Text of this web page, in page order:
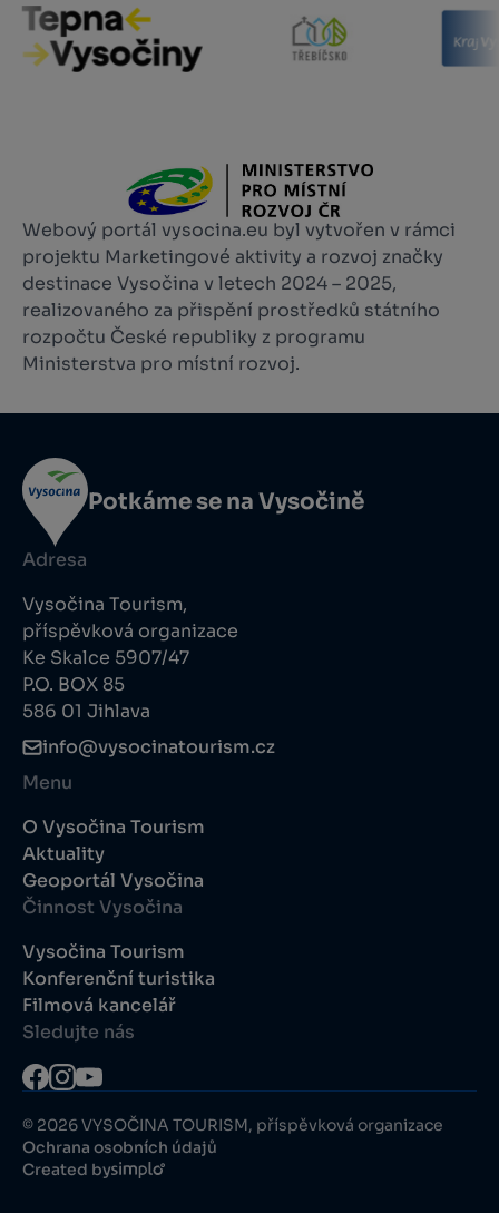
Webový portál vysocina.eu byl vytvořen v rámci
projektu Marketingové aktivity a rozvoj značky
destinace Vysočina v letech 2024 – 2025,
realizovaného za přispění prostředků státního
rozpočtu České republiky z programu
Ministerstva pro místní rozvoj.
Potkáme se na Vysočině
Adresa
Vysočina Tourism,
příspěvková organizace
Ke Skalce 5907/47
P.O. BOX 85
586 01 Jihlava
info@vysocinatourism.cz
Menu
O Vysočina Tourism
Aktuality
Geoportál Vysočina
Činnost Vysočina
Vysočina Tourism
Konferenční turistika
Filmová kancelář
Sledujte nás
© 2026 VYSOČINA TOURISM, příspěvková organizace
Ochrana osobních údajů
Created by